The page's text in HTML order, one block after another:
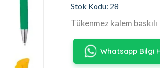
Stok Kodu: 28
Tükenmez kalem baskılı
Whatsapp Bilgi